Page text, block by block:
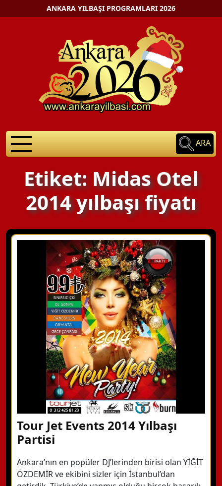
ANKARA YILBAŞI PROGRAMLARI 2026
ARA
Etiket: Midas Otel
2014 yılbaşı fiyatı
Tour Jet Events 2014 Yılbaşı
Partisi
Ankara’nın en popüler DJ’lerinden birisi olan YİĞİT
ÖZDEMİR ve ekibini sizler için İstanbul’dan